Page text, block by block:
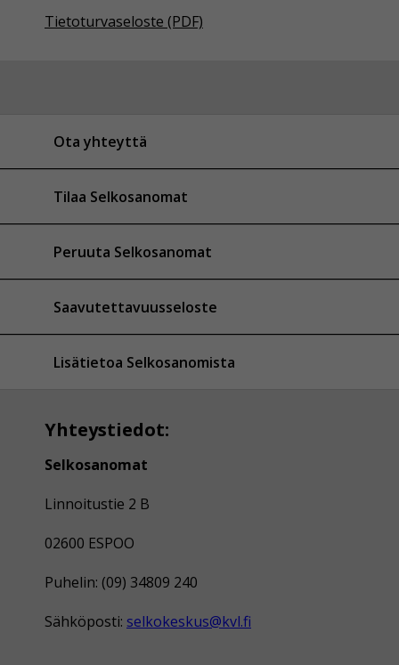
Tietoturvaseloste (PDF)
Ota yhteyttä
Tilaa Selkosanomat
Peruuta Selkosanomat
Saavutettavuusseloste
Lisätietoa Selkosanomista
Yhteystiedot:
Selkosanomat
Linnoitustie 2 B
02600 ESPOO
Puhelin: (09) 34809 240
Sähköposti: selkokeskus@kvl.fi